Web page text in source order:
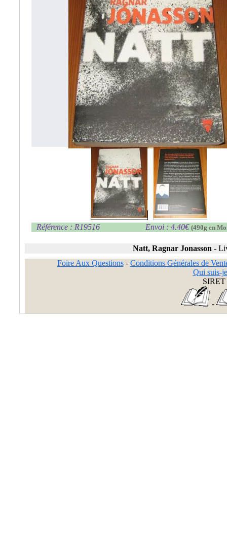
Référence : R19516 Envoi : 4.40€ (490g en
Natt, Ragnar Jonasson -
Foire Aux Questions- Conditions Générales de
Qui suis-
SIRET
-